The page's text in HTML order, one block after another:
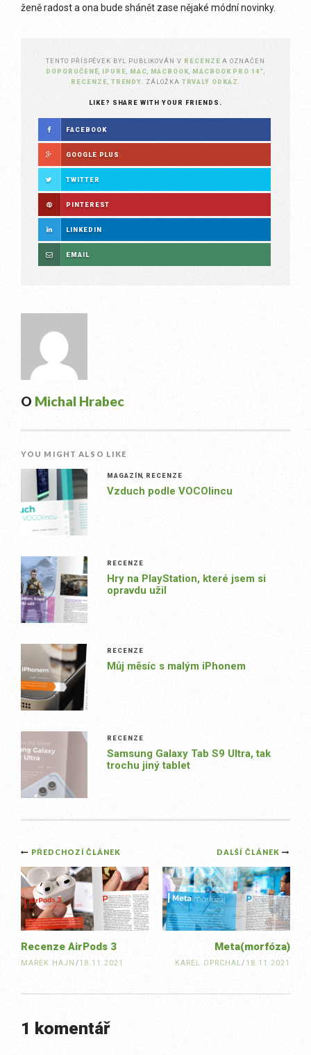
ženě radost a ona bude shánět zase nějaké módní novinky.
TENTO PŘÍSPĚVEK BYL PUBLIKOVÁN V RECENZE A OZNAČEN
DOPORUČENÉ IPURE MAC MACBOOK MACBOOK PRO 14“
RECENZE TRENDY . ZÁLOŽKA TRVALÝ ODKAZ
LIKE? SHARE WITH YOUR FRIENDS.
FACEBOOK
GOOGLE PLUS
TWITTER
PINTEREST
LINKEDIN
EMAIL
O Michal Hrabec
YOU MIGHT ALSO LIKE
MAGAZÍN RECENZE
Vzduch podle VOCOlincu
RECENZE
Hry na PlayStation, které jsem si
opravdu užil
RECENZE
Můj měsíc s malým iPhonem
RECENZE
Samsung Galaxy Tab S9 Ultra, tak
trochu jiný tablet
Post
navigation
DALŠÍ ČLÁNEK
Meta(morfóza)
KAREL OPRCHAL/ 18.11.2021
PŘEDCHOZÍ ČLÁNEK
Recenze AirPods 3
MAREK HAJN /18.11.2021
1 komentář